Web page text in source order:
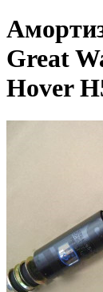
Great
Hover